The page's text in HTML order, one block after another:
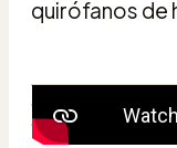
quirófanos de